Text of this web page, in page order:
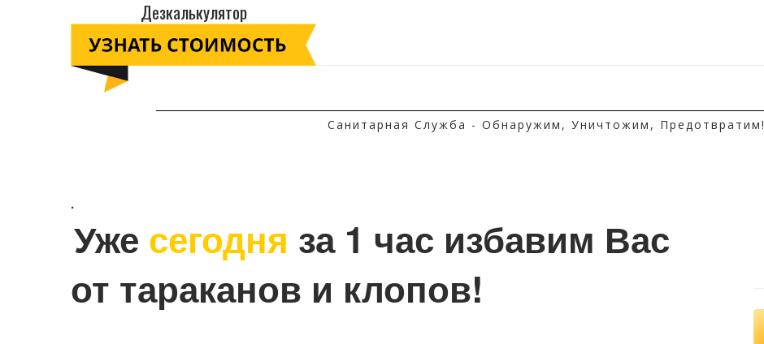
Дезкалькулятор
Санитарная Служба - Обнаружим, Уничтожим, Предотвратим!
.
Уже сегодня за 1 час избавим Вас
от тараканов и клопов!